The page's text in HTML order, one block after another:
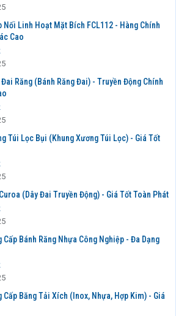
Nối Linh Hoạt Mặt Bích FCL112 - Hàng Chính
Cao
Đai Răng (Bánh Răng Đai) - Truyền Động Chính
Túi Lọc Bụi (Khung Xương Túi Lọc) - Giá Tốt
(Dây Đai Truyền Động) - Giá Tốt Toàn Phát
Cấp Bánh Răng Nhựa Công Nghiệp - Đa Dạng
Cấp Băng Tải Xích (Inox, Nhựa, Hợp Kim) - Giá